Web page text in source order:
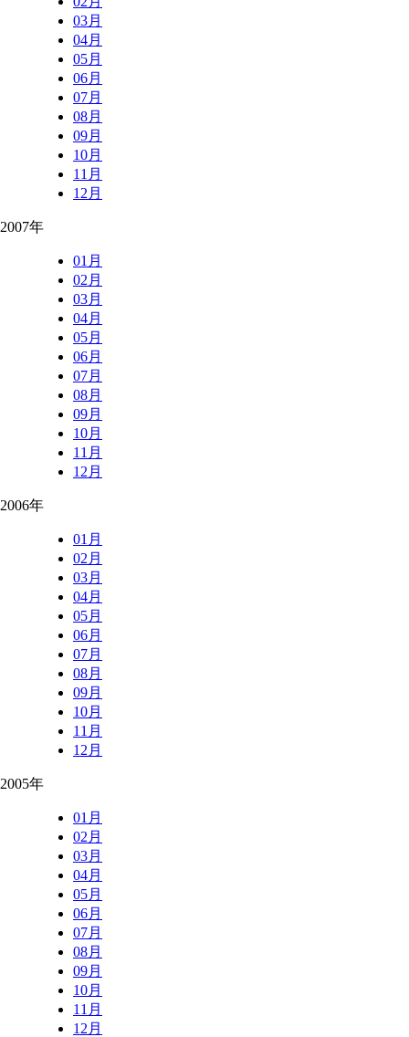
03月
04月
05月
06月
07月
08月
09月
10月
11月
12月
2007年
01月
02月
03月
04月
05月
06月
07月
08月
09月
10月
11月
12月
2006年
01月
02月
03月
04月
05月
06月
07月
08月
09月
10月
11月
12月
2005年
01月
02月
03月
04月
05月
06月
07月
08月
09月
10月
11月
12月